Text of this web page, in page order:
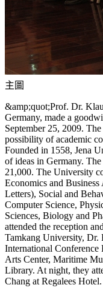
主圖
&amp;quot;Prof. Dr.
Germany, made a
September 25, 2009.
possibility of academic
Founded in 1558, Jena
of ideas in Germany.
21,000. The University
Economics and
Letters), Social and
Computer Science,
Sciences, Biology and
attended the reception
Tamkang University, Dr.
International
Arts Center, Maritime
Library. At night, they
Chang at Regalees